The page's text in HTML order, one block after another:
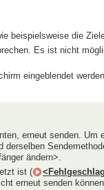
beispielsweise die
Es ist nicht
eingeblendet
erneut senden. Um
ändern>.
ist (
erneut senden